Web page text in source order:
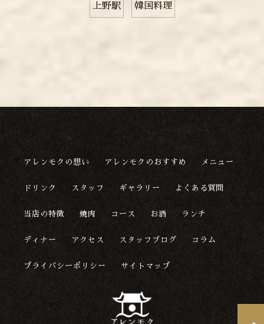
上野駅 韓国料理
アレンモクの想い アレンモクのおすすめ メニュー
ドリンク スタッフ ギャラリー よくある質問
当店の特徴 焼肉 コース お酒 ランチ
ディナー アクセス スタッフブログ コラム
プライバシーポリシー サイトマップ